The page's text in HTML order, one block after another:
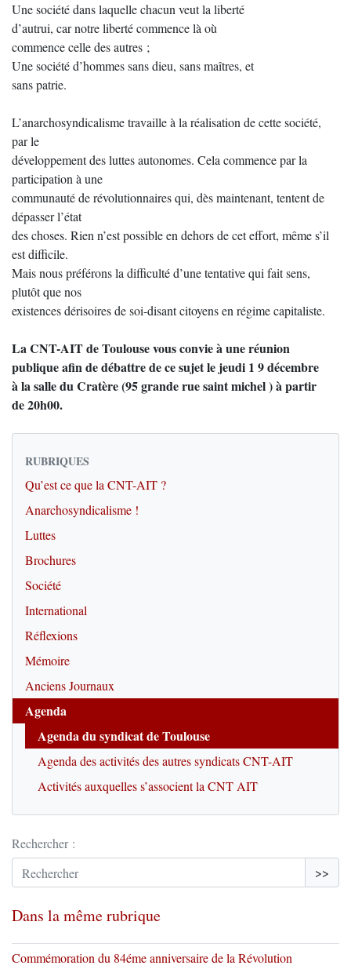
Une société dans laquelle chacun veut la liberté
d’autrui, car notre liberté commence là où
commence celle des autres ;
Une société d’hommes sans dieu, sans maîtres, et
sans patrie.
L’anarchosyndicalisme travaille à la réalisation de cette société,
par le
développement des luttes autonomes. Cela commence par la
participation à une
communauté de révolutionnaires qui, dès maintenant, tentent de
dépasser l’état
des choses. Rien n’est possible en dehors de cet effort, même s’il
est difficile.
Mais nous préférons la difficulté d’une tentative qui fait sens,
plutôt que nos
existences dérisoires de soi-disant citoyens en régime capitaliste.
La CNT-AIT de Toulouse vous convie à une réunion
publique afin de débattre de ce sujet le jeudi 1 9 décembre
à la salle du Cratère (95 grande rue saint michel ) à partir
de 20h00.
RUBRIQUES
Qu’est ce que la CNT-AIT ?
Anarchosyndicalisme !
Luttes
Brochures
Société
International
Réflexions
Mémoire
Anciens Journaux
Agenda
Agenda du syndicat de Toulouse
Agenda des activités des autres syndicats CNT-AIT
Activités auxquelles s’associent la CNT AIT
Rechercher :
>>
Dans la même rubrique
Commémoration du 84éme anniversaire de la Révolution